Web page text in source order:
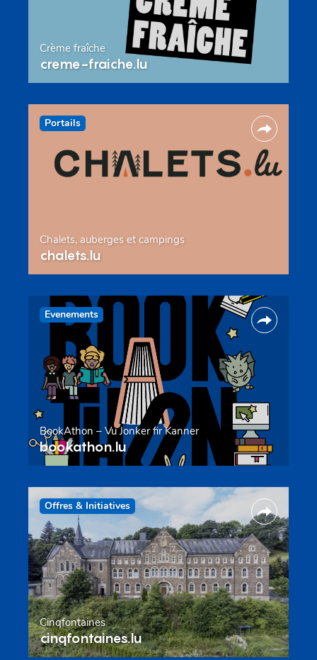
Crème fraîche
creme-fraiche.lu
Portails
Chalets, auberges et campings
chalets.lu
Evenements
BookAthon – Vu Jonker fir Kanner
bookathon.lu
Offres & Initiatives
Cinqfontaines
cinqfontaines.lu